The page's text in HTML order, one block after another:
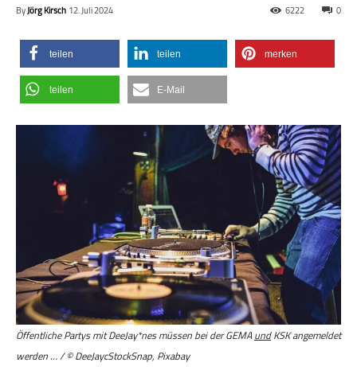
ByJörg Kirsch 12. Juli 2024 0
6222
teilen teilen merken
teilen E-Mail
Öffentliche Partys mit DeeJay*nes müssen bei der GEMAundKSK angemeldet
werden … / © DeeJaycStockSnap, Pixabay